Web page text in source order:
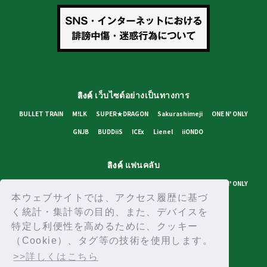
本ウェブサイトでは、アクセス履歴に基づ
く統計・集計等の目的、また、デバイスを
特定し利便性を高めるために、クッキー
（Cookie）、タグ等の技術を使用します。
>>詳しくはこちら
ลิงค์ เว็บไซต์อย่างเป็นทางการ
BULLET TRAIN M!LK SUPER★DRAGON Sakurashimeji
ONE N' ONLY
GNJB
BUDDiiS ICEx Lienel iiONDO
ลิงค์ แฟนคลับ
ONE N' ONLY
GNJB
BUDDiiS ICEx Lienel Stardust Channel
นโยบายความเป็นส่วนตัว เงื่อนไขการใช้งาน
สภาพแวดล้อมที่แนะนำ